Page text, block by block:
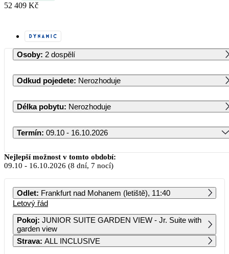
52 409 Kč
Osoby: 2 dospělí
Odkud pojedete: Nerozhoduje
Délka pobytu: Nerozhoduje
Termín: 09.10 - 16.10.2026
Říjen 2026
PO ÚT ST ČT PÁ SO NE
5 6 7
53 549
8 9 10 11
Nejlepší možnost v tomto období:
09.10 - 16.10.2026 (8 dní, 7 nocí)
Odlet: Frankfurt nad Mohanem (letiště), 11:40
Letový řád
Pokoj: JUNIOR SUITE GARDEN VIEW - Jr. Suite with
garden view
Strava: ALL INCLUSIVE